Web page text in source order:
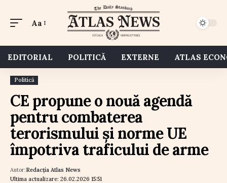
Aa
EDITORIAL POLITICĂ EXTERNE ATLAS
Politică
CE propune o nouă agendă
pentru combaterea
terorismului și norme UE
împotriva traficului de arme
Ultima actualizare: 26.02.2026 15:51
Autor:Redacția Atlas News